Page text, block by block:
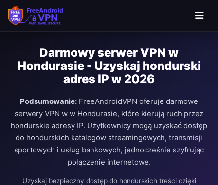
Darmowy serwer VPN w
Hondurasie - Uzyskaj hondurski
adres IP w 2026
Podsumowanie: FreeAndroidVPN oferuje darmowe
serwery VPN w w Hondurasie, które kierują ruch przez
hondurskie adresy IP. Użytkownicy mogą uzyskać dostęp
do hondurskich katalogów streamingowych, transmisji
sportowych i usług bankowych, jednocześnie szyfrując
połączenie internetowe.
Uzyskaj bezpieczny dostęp do hondurskich treści dzięki